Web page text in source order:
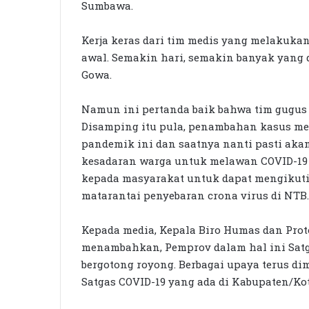
Sumbawa.
Kerja keras dari tim medis yang
awal. Semakin hari, semakin banyak
Gowa.
Namun ini pertanda baik bahwa tim
Disamping itu pula, penambahan kasus
pandemik ini dan saatnya nanti pasti
kesadaran warga untuk melawan COVID-
kepada masyarakat untuk dapat
matarantai penyebaran crona virus di NTB.
Kepada media, Kepala Biro Humas dan
menambahkan, Pemprov dalam hal ini
bergotong royong. Berbagai upaya terus
Satgas COVID-19 yang ada di Kabupaten/